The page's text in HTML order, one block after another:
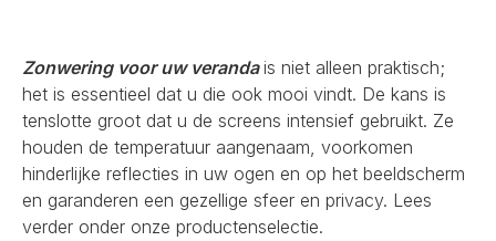
Zonwering voor uw verandais niet alleen praktisch;
het is essentieel dat u die ook mooi vindt. De kans is
tenslotte groot dat u de screens intensief gebruikt. Ze
houden de temperatuur aangenaam, voorkomen
hinderlijke reflecties in uw ogen en op het beeldscherm
en garanderen een gezellige sfeer en privacy. Lees
verder onder onze productenselectie.